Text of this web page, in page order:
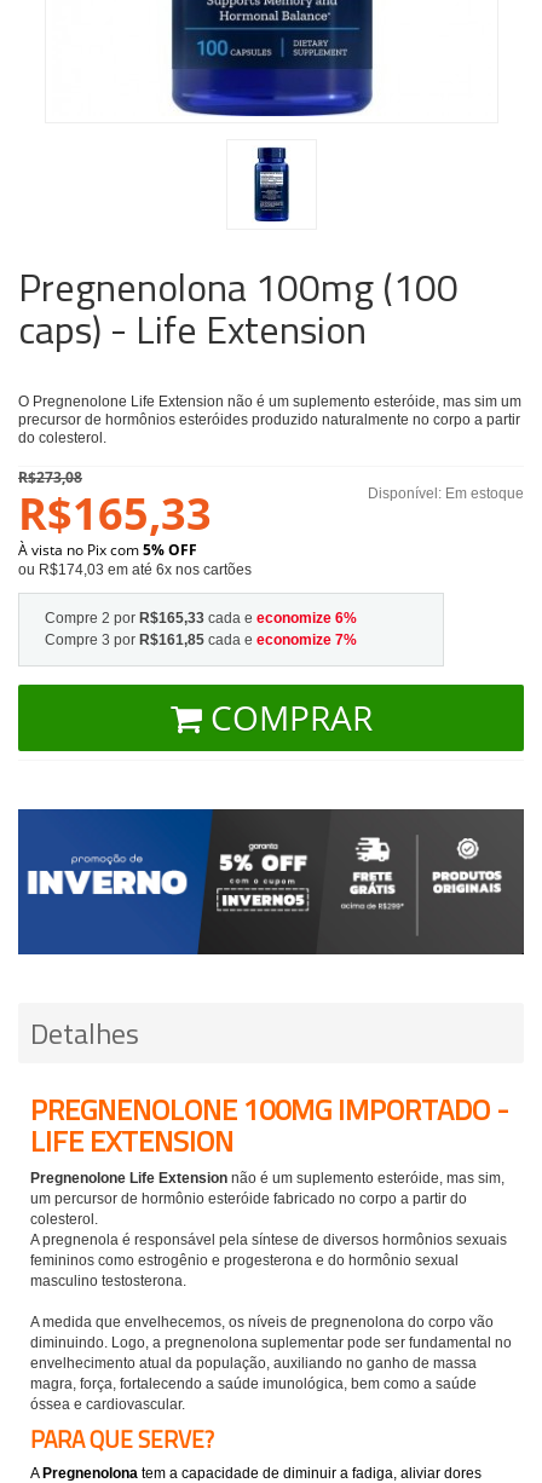
Pregnenolona 100mg (100
caps) - Life Extension
O Pregnenolone Life Extension não é um suplemento esteróide, mas sim um
precursor de hormônios esteróides produzido naturalmente no corpo a partir
do colesterol.
Disponível: Em estoque
R$273,08
R$165,33
À vista no Pix com5% OFF
ou R$174,03 em até 6x nos cartões
Compre 2 por R$165,33 cada e economize 6%
Compre 3 por R$161,85 cada e economize 7%
COMPRAR
Detalhes
PREGNENOLONE 100MG IMPORTADO -
LIFE EXTENSION
Pregnenolone Life Extension não é um suplemento esteróide, mas sim,
um percursor de hormônio esteróide fabricado no corpo a partir do
colesterol.
A pregnenola é responsável pela síntese de diversos hormônios sexuais
femininos como estrogênio e progesterona e do hormônio sexual
masculino testosterona.
A medida que envelhecemos, os níveis de pregnenolona do corpo vão
diminuindo. Logo, a pregnenolona suplementar pode ser fundamental no
envelhecimento atual da população, auxiliando no ganho de massa
magra, força, fortalecendo a saúde imunológica, bem como a saúde
óssea e cardiovascular.
PARA QUE SERVE?
APregnenolona tem a capacidade de diminuir a fadiga, aliviar dores